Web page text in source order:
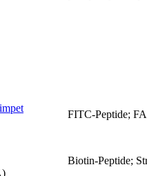
FITC-Peptide;
Biotin-Peptide;